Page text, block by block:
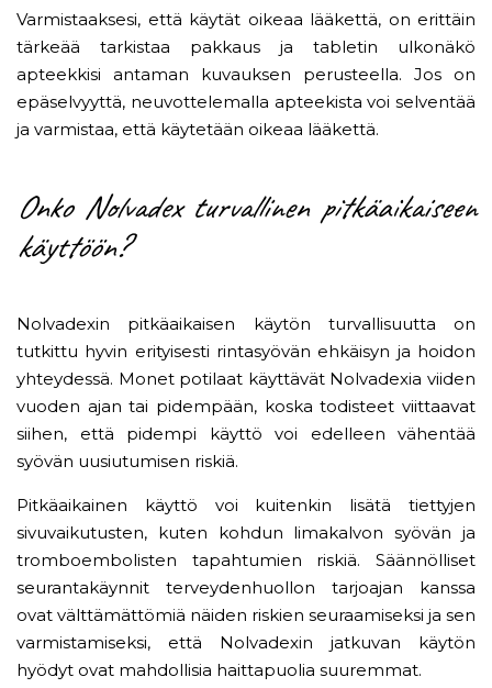
Varmistaaksesi, että käytät oikeaa lääkettä, on erittäin
tärkeää tarkistaa pakkaus ja tabletin ulkonäkö
apteekkisi antaman kuvauksen perusteella. Jos on
epäselvyyttä, neuvottelemalla apteekista voi selventää
ja varmistaa, että käytetään oikeaa lääkettä.
Onko Nolvadex turvallinen pitkäaikaiseen
käyttöön?
Nolvadexin pitkäaikaisen käytön turvallisuutta on
tutkittu hyvin erityisesti rintasyövän ehkäisyn ja hoidon
yhteydessä. Monet potilaat käyttävät Nolvadexia viiden
vuoden ajan tai pidempään, koska todisteet viittaavat
siihen, että pidempi käyttö voi edelleen vähentää
syövän uusiutumisen riskiä.
Pitkäaikainen käyttö voi kuitenkin lisätä tiettyjen
sivuvaikutusten, kuten kohdun limakalvon syövän ja
tromboembolisten tapahtumien riskiä. Säännölliset
seurantakäynnit terveydenhuollon tarjoajan kanssa
ovat välttämättömiä näiden riskien seuraamiseksi ja sen
varmistamiseksi, että Nolvadexin jatkuvan käytön
hyödyt ovat mahdollisia haittapuolia suuremmat.